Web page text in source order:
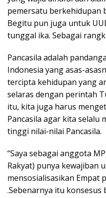
pemersatu berkehidupan
Begitu pun juga untuk
tunggal ika. Sebagai
Pancasila adalah
Indonesia yang asas-
tercipta kehidupan yang
selaras dengan perintah
itu, kita juga harus
Pancasila agar kita selalu
tinggi nilai-nilai Pancasila.
“Saya sebagai anggota
Rakyat) punya kewajiban
mensosialisasikan Empat
.Sebenarnya itu konsesus